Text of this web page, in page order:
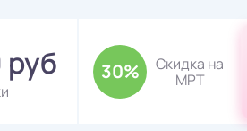
30%
Скидка на
МРТ